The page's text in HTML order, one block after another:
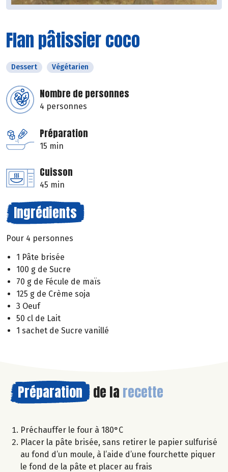
Flan pâtissier coco
Dessert Végétarien
Nombre de personnes
4 personnes
Préparation
15 min
Cuisson
45 min
Ingrédients
Pour 4 personnes
1 Pâte brisée
100 g de Sucre
70 g de Fécule de maïs
125 g de Crème soja
3 Oeuf
50 cl de Lait
1 sachet de Sucre vanillé
Préparation de la recette
Préchauffer le four à 180°C
Placer la pâte brisée, sans retirer le papier sulfurisé
au fond d’un moule, à l’aide d’une fourchette piquer
le fond de la pâte et placer au frais